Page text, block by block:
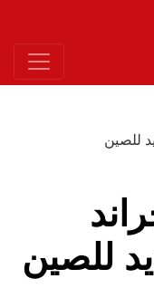
للصين
للصين